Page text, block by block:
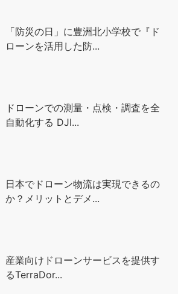
「防災の日」に豊洲北小学校で『ド
ローンを活用した防...
ドローンでの測量・点検・調査を全
自動化する DJI...
日本でドローン物流は実現できるの
か？メリットとデメ...
産業向けドローンサービスを提供す
るTerraDor...